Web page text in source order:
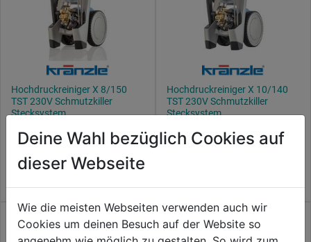
Hochdruckreiniger X 8/150
TST 230V Schmutzkiller
Stecksystem
0.0
Sternen.
999,99€
Hochdruckreiniger X 10/140
TST 230V Schmutzkiller
Stecksystem
0.0
Sternen.
999,99€
Deine Wahl bezüglich Cookies auf
dieser Webseite
Wie die meisten Webseiten verwenden auch wir
Cookies um deinen Besuch auf der Website so